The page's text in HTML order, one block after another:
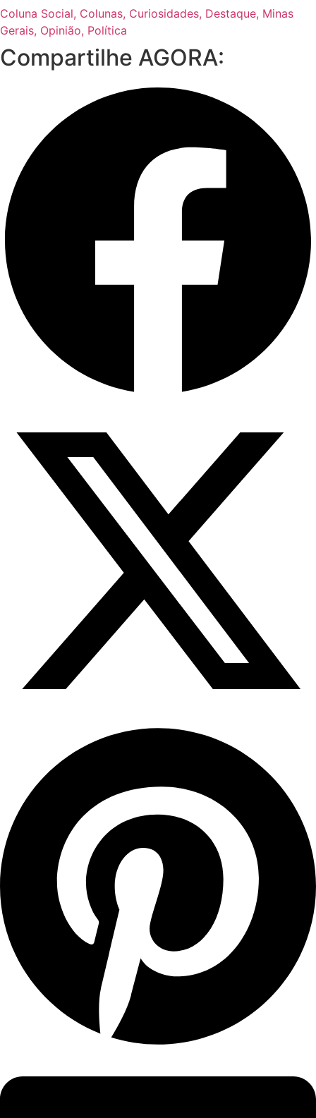
Coluna Social, Colunas, Curiosidades, Destaque, Minas
Gerais, Opinião, Política
Compartilhe AGORA: